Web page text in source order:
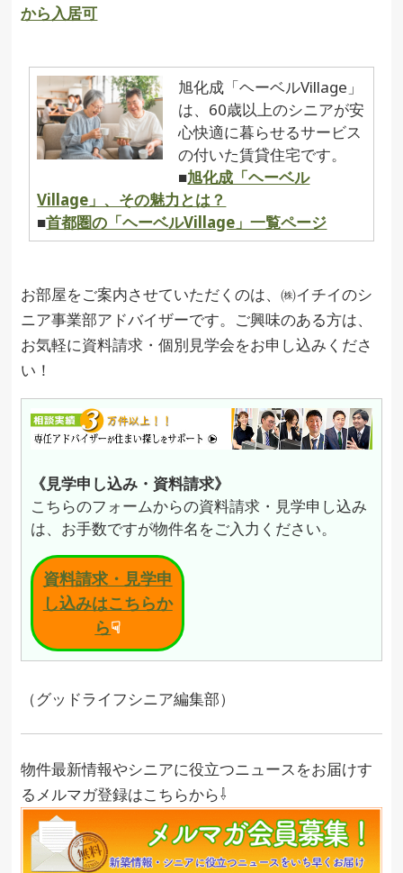
から入居可
旭化成「ヘーベルVillage」
は、60歳以上のシニアが安
心快適に暮らせるサービス
の付いた賃貸住宅です。
■旭化成「ヘーベル
Village」、その魅力とは？
■首都圏の「ヘーベルVillage」一覧ページ
お部屋をご案内させていただくのは、㈱イチイのシ
ニア事業部アドバイザーです。ご興味のある方は、
お気軽に資料請求・個別見学会をお申し込みくださ
い！
《見学申し込み・資料請求》
こちらのフォームからの資料請求・見学申し込み
は、お手数ですが物件名をご入力ください。
資料請求・見学申
し込みはこちらか
ら☟
（グッドライフシニア編集部）
物件最新情報やシニアに役立つニュースをお届けす
るメルマガ登録はこちらから⇩